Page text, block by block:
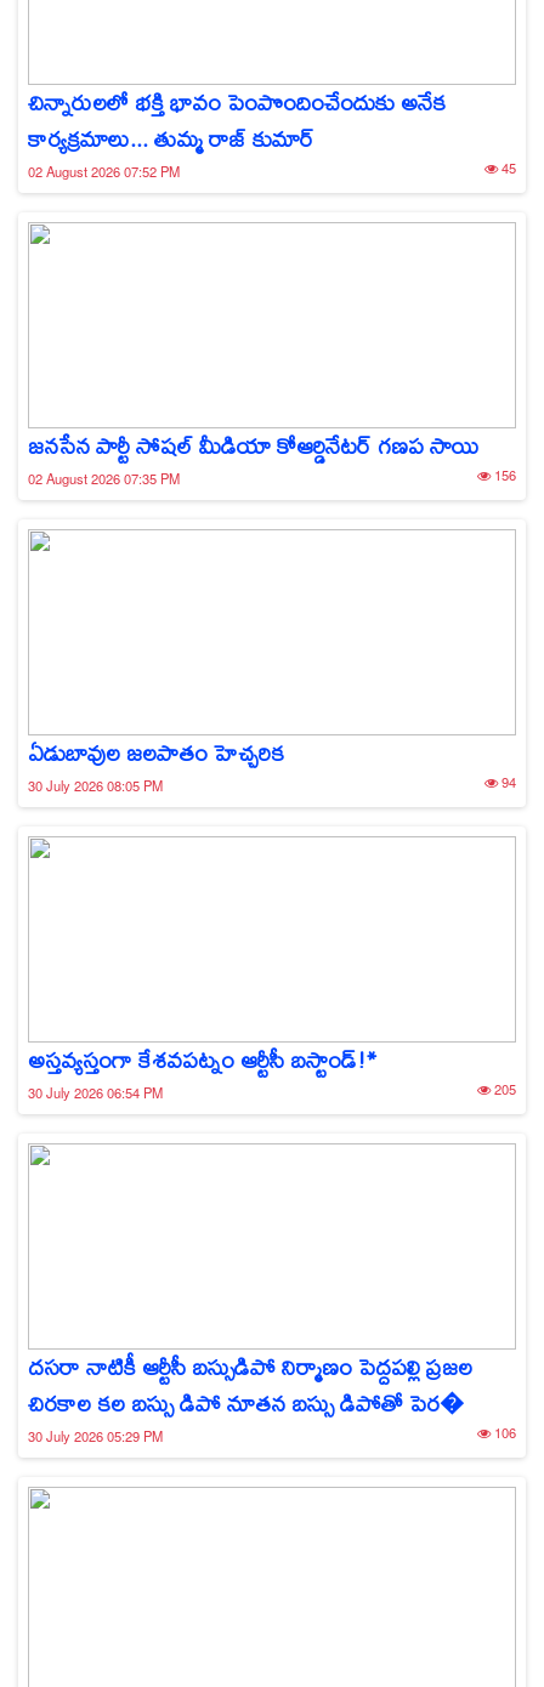
చిన్నారులలో భక్తి భావం పెంపొందించేందుకు అనేక
కార్యక్రమాలు... తుమ్మ రాజ్ కుమార్
02 August 2026 07:52 PM 45
జనసేన పార్టీ సోషల్ మీడియా కోఆర్డినేటర్ గణప సాయి
02 August 2026 07:35 PM 156
ఏడుబావుల జలపాతం హెచ్చరిక
30 July 2026 08:05 PM 94
అస్తవ్యస్తంగా కేశవపట్నం ఆర్టీసీ బస్టాండ్!*
30 July 2026 06:54 PM 205
దసరా నాటికీ ఆర్టీసీ బస్సుడిపో నిర్మాణం పెద్దపల్లి ప్రజల
చిరకాల కల బస్సు డిపో నూతన బస్సు డిపోతో పెర�
30 July 2026 05:29 PM 106